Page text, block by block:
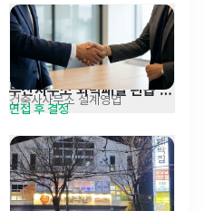
부산사무소 외벽패널 관급
영업 경력직 채용
건축사사무소 설계영업
면접 후 결정